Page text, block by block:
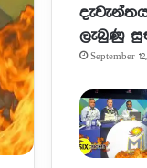
ලැබුණු
September